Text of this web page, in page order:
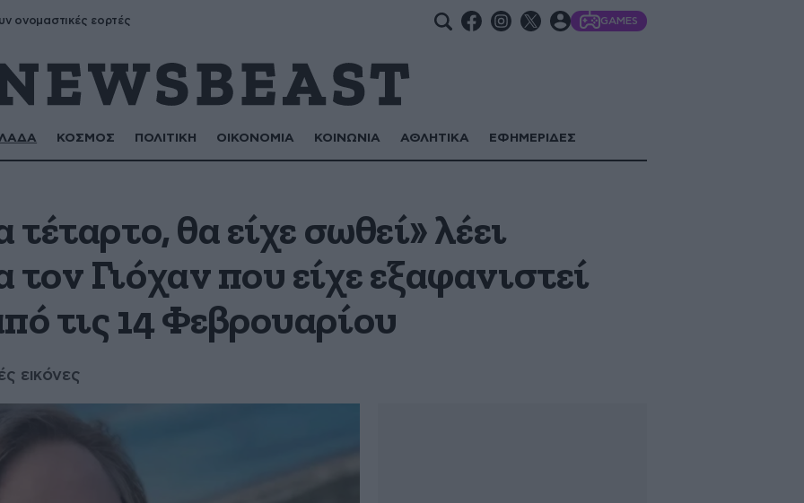
ονομαστικές εορτές GAMES
ΚΟΣΜΟΣ ΠΟΛΙΤΙΚΗ ΟΙΚΟΝΟΜΙΑ ΚΟΙΝΩΝΙΑ ΑΘΛΗΤΙΚΑ ΕΦΗΜΕΡΙΔΕΣ
τέταρτο, θα είχε σωθεί» λέει
τον Γιόχαν που είχε εξαφανιστεί
τις 14 Φεβρουαρίου
εικόνες